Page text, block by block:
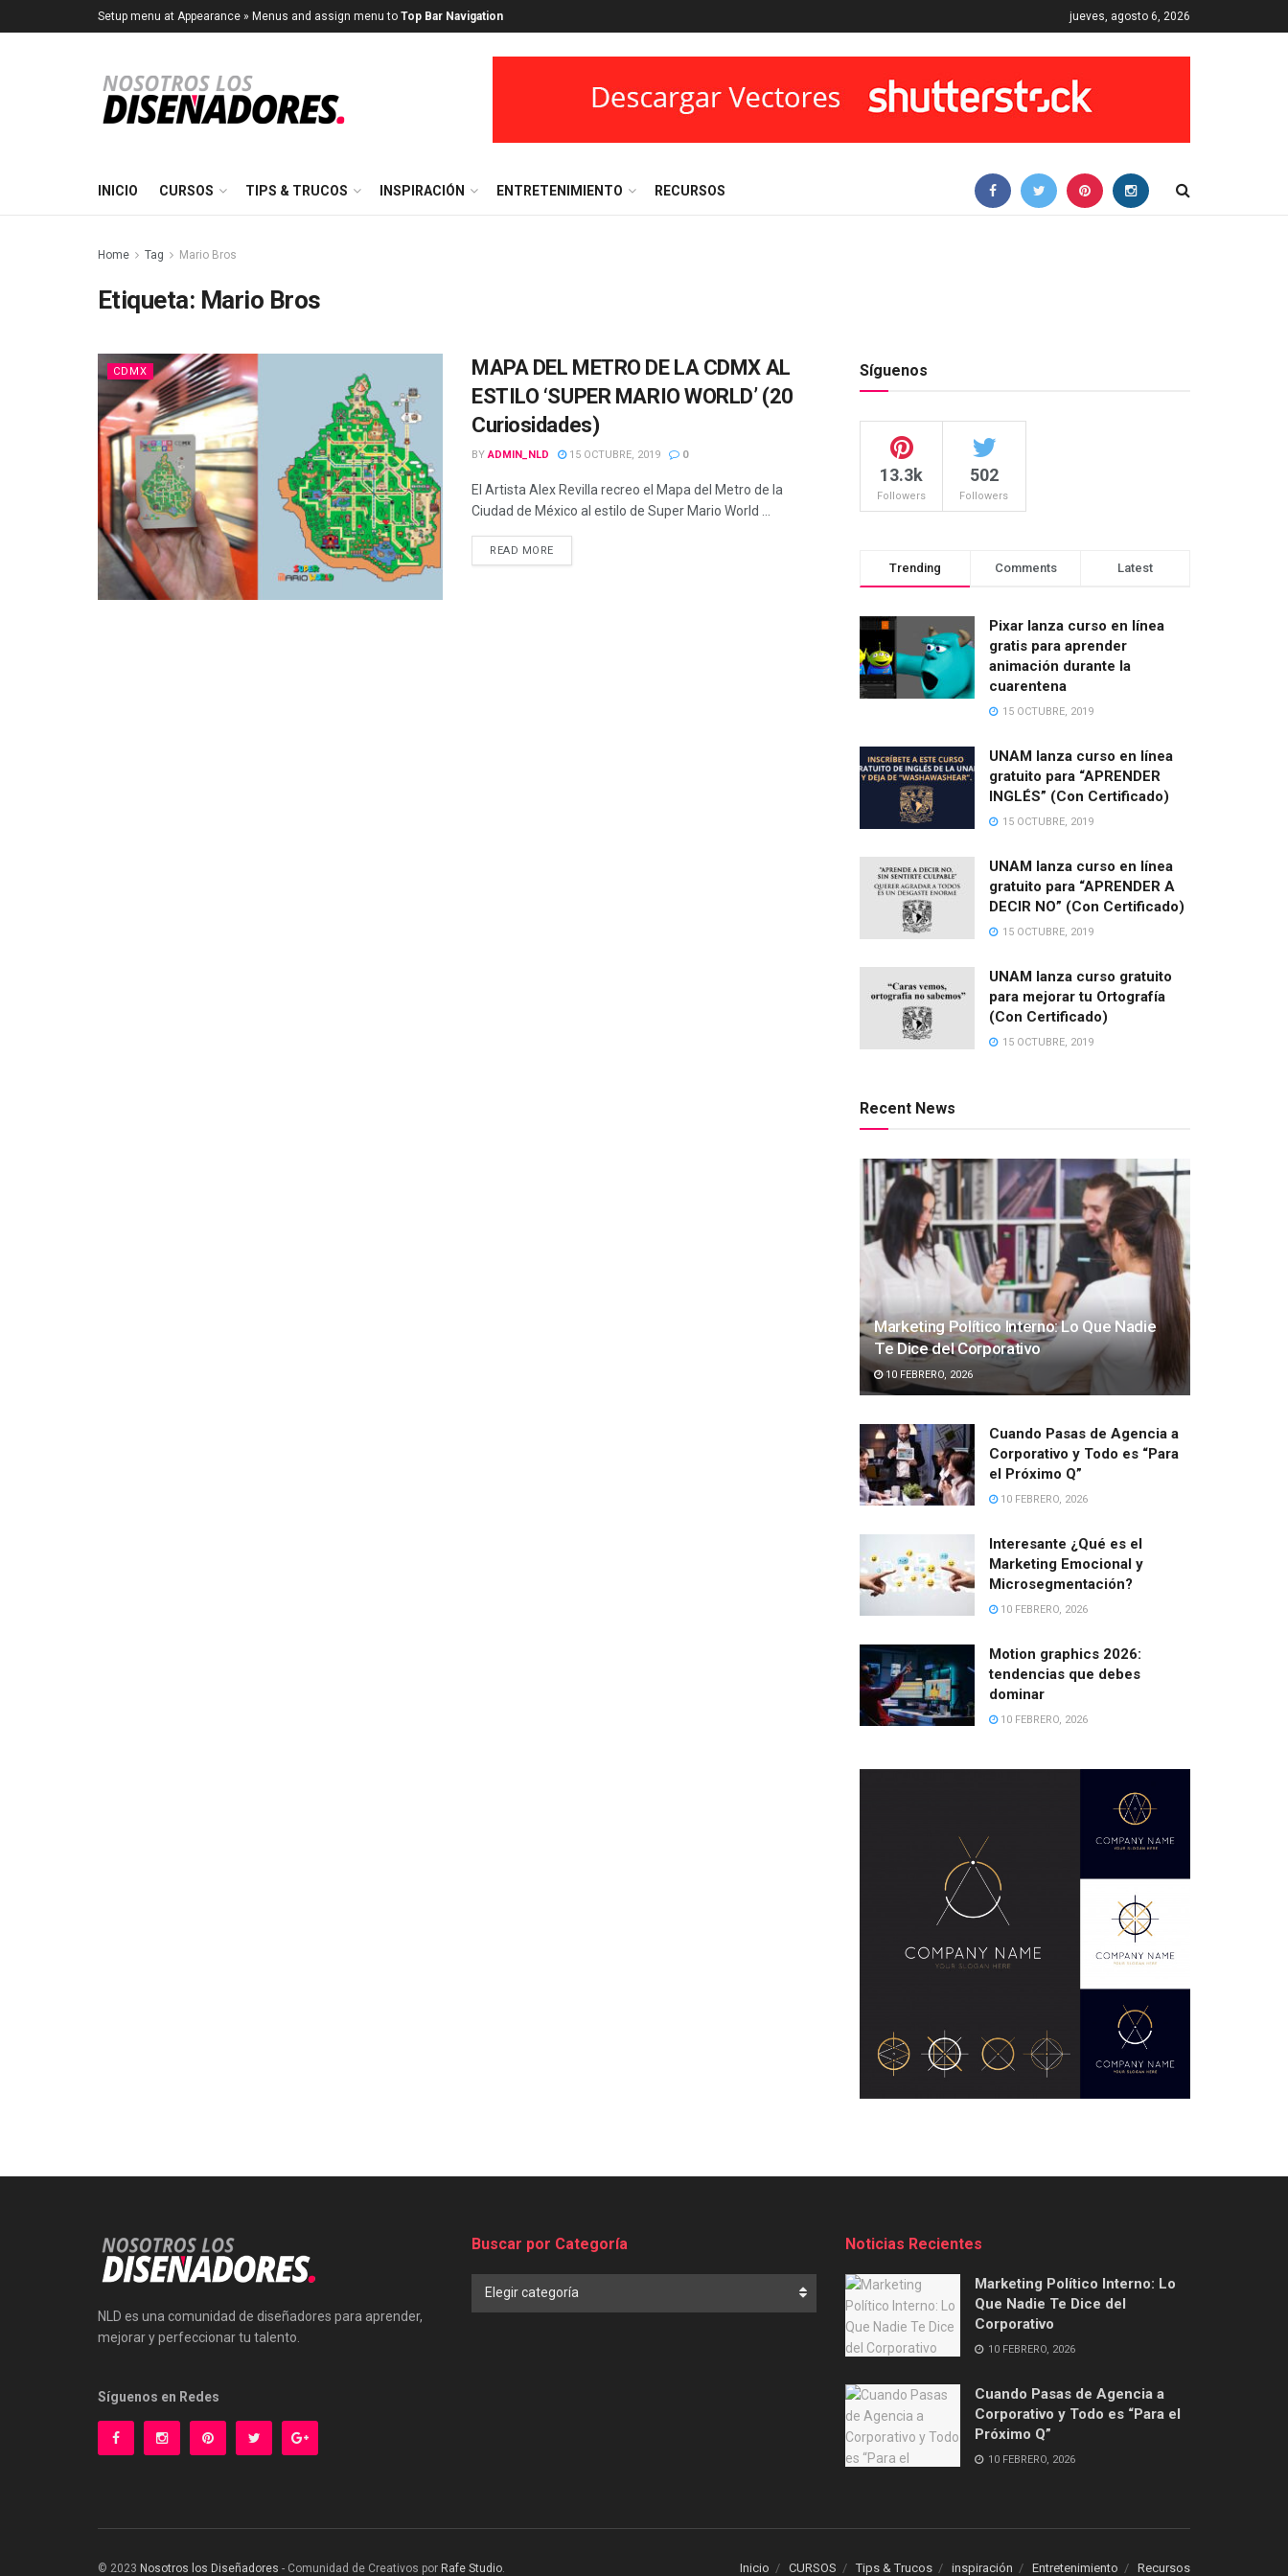
Setup menu at Appearance » Menus and assign menu to Top Bar Navigation jueves, agosto 6, 2026
INICIO CURSOS TIPS & TRUCOS INSPIRACIÓN ENTRETENIMIENTO RECURSOS
Home Tag Mario Bros
Etiqueta: Mario Bros
CDMX
MAPA DEL METRO DE LA CDMX AL
ESTILO ‘SUPER MARIO WORLD’ (20
Curiosidades)
BY ADMIN_NLD 15 OCTUBRE, 2019 0
El Artista Alex Revilla recreo el Mapa del Metro de la
Ciudad de México al estilo de Super Mario World ...
READ MORE
Síguenos
13.3k
Followers
502
Followers
Trending Comments Latest
Pixar lanza curso en línea
gratis para aprender
animación durante la
cuarentena
15 OCTUBRE, 2019
UNAM lanza curso en línea
gratuito para “APRENDER
INGLÉS” (Con Certificado)
15 OCTUBRE, 2019
UNAM lanza curso en línea
gratuito para “APRENDER A
DECIR NO” (Con Certificado)
15 OCTUBRE, 2019
UNAM lanza curso gratuito
para mejorar tu Ortografía
(Con Certificado)
15 OCTUBRE, 2019
Recent News
Marketing Político Interno: Lo Que Nadie
Te Dice del Corporativo
10 FEBRERO, 2026
Cuando Pasas de Agencia a
Corporativo y Todo es “Para
el Próximo Q”
10 FEBRERO, 2026
Interesante ¿Qué es el
Marketing Emocional y
Microsegmentación?
10 FEBRERO, 2026
Motion graphics 2026:
tendencias que debes
dominar
10 FEBRERO, 2026
NLD es una comunidad de diseñadores para aprender,
mejorar y perfeccionar tu talento.
Síguenos en Redes
Buscar por Categoría
Buscar
Elegir categoría
Noticias Recientes
Marketing Político Interno: Lo
Que Nadie Te Dice del
Corporativo
10 FEBRERO, 2026
Cuando Pasas de Agencia a
Corporativo y Todo es “Para el
Próximo Q”
10 FEBRERO, 2026
Inicio CURSOS Tips & Trucos inspiración Entretenimiento Recursos
© 2023 Nosotros los Diseñadores - Comunidad de Creativos por Rafe Studio.